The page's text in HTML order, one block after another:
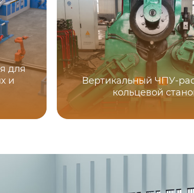
для
и
Вертикальный ЧПУ-
кольцевой